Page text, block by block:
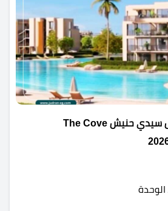
ذا كوف سيلفر ساندس سيدي حنيش The Cove
الوحدة